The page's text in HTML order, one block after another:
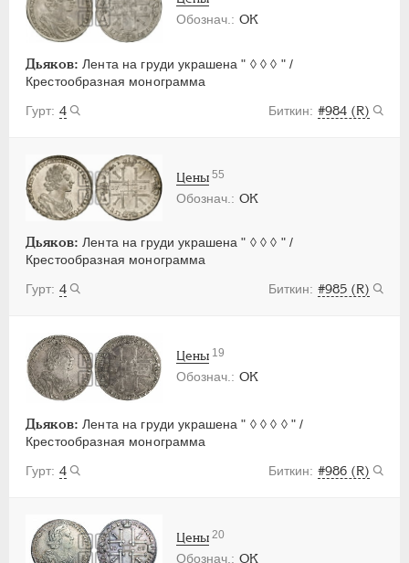
OK
Дьяков: Лента на груди украшена " ◊ ◊ ◊ " /
Крестообразная монограмма
4
#984 (R)
OK
Дьяков: Лента на груди украшена " ◊ ◊ ◊ " /
Крестообразная монограмма
4
#985 (R)
Цены 55
OK
Дьяков: Лента на груди украшена " ◊ ◊ ◊ ◊ " /
Крестообразная монограмма
4
#986 (R)
Цены 19
OK
Цены 20